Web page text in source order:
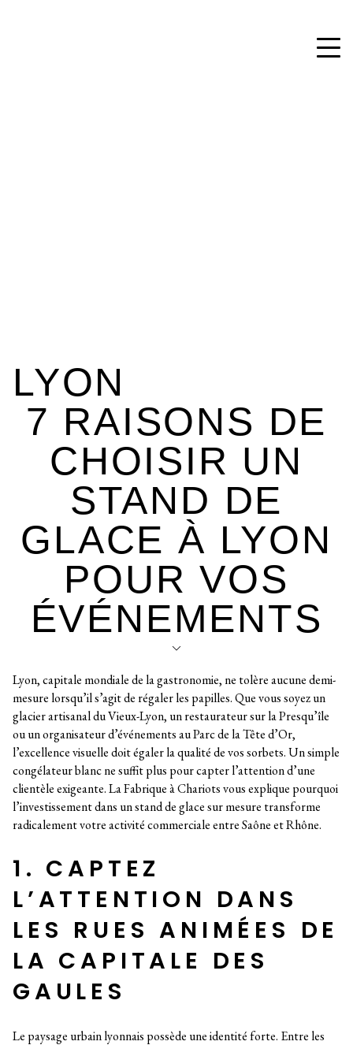
DE GLACE À LYON POUR VOS ÉVÉNEMENTS
LYON
7 RAISONS DE
CHOISIR UN
STAND DE
GLACE À LYON
POUR VOS
ÉVÉNEMENTS
Lyon, capitale mondiale de la gastronomie, ne tolère aucune demi-
mesure lorsqu’il s’agit de régaler les papilles. Que vous soyez un
glacier artisanal du Vieux-Lyon, un restaurateur sur la Presqu’île
ou un organisateur d’événements au Parc de la Tête d’Or,
l’excellence visuelle doit égaler la qualité de vos sorbets. Un simple
congélateur blanc ne suffit plus pour capter l’attention d’une
clientèle exigeante. La Fabrique à Chariots vous explique pourquoi
l’investissement dans un stand de glace sur mesure transforme
radicalement votre activité commerciale entre Saône et Rhône.
1. CAPTEZ
L’ATTENTION DANS
LES RUES ANIMÉES DE
LA CAPITALE DES
GAULES
Le paysage urbain lyonnais possède une identité forte. Entre les